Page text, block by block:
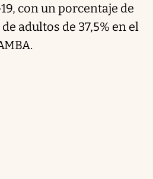
con un porcentaje de
adultos de 37,5% en el